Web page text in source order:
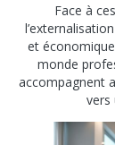
Face à
et
monde
accompagnent
vers